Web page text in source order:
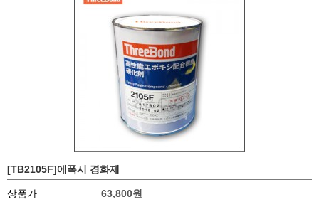
[TB2105F]에폭시 경화제
상품가 63,800원